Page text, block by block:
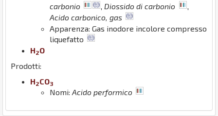
carbonio
Diossido di carbonio
Acido carbonico, gas
Apparenza: Gas inodore incolore compresso
liquefatto
H2O
Prodotti:
H2CO3
Nomi: Acido performico